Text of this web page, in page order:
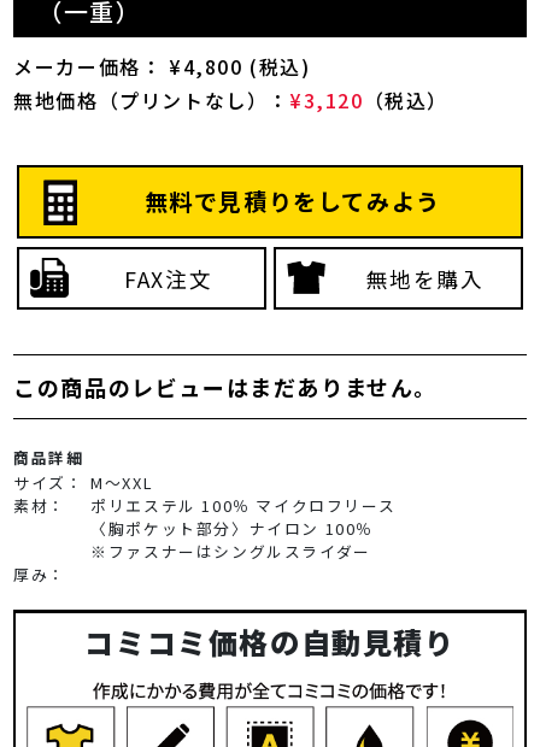
（一重）
メーカー価格： ¥4,800 (税込)
無地価格（プリントなし）： ¥3,120 （税込）
無料で見積りをしてみよう
FAX注文 無地を購入
この商品のレビューはまだありません。
商品詳細
サイズ：
M～XXL
素材：
ポリエステル 100％ マイクロフリース
〈胸ポケット部分〉ナイロン 100％
※ファスナーはシングルスライダー
厚み：
コミコミ価格の自動見積り